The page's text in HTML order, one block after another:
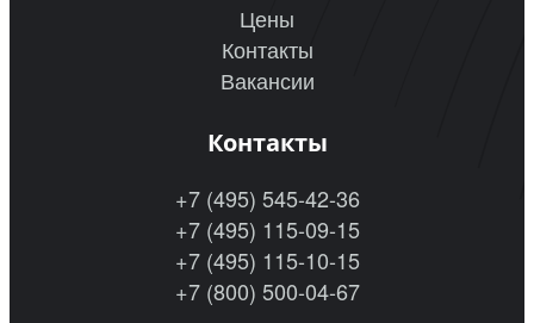
Цены
Контакты
Вакансии
Контакты
+7 (495) 545-42-36
+7 (495) 115-09-15
+7 (495) 115-10-15
+7 (800) 500-04-67